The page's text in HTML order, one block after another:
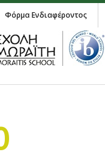
Φόρμα Ενδιαφέροντος